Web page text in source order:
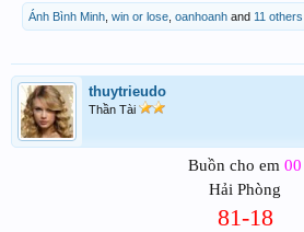
Ánh Bình Minh win or lose oanhoanh and 11 others
thuytrieudo
Thần Tài
Buồn cho em 00
Hải Phòng
81-18